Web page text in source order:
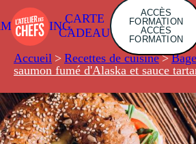
CARTE
CADEAU
ACCÈS
FORMATION
ACCÈS
FORMATION
Accueil > Recettes de cuisine >
saumon fumé d'Alaska et sauce